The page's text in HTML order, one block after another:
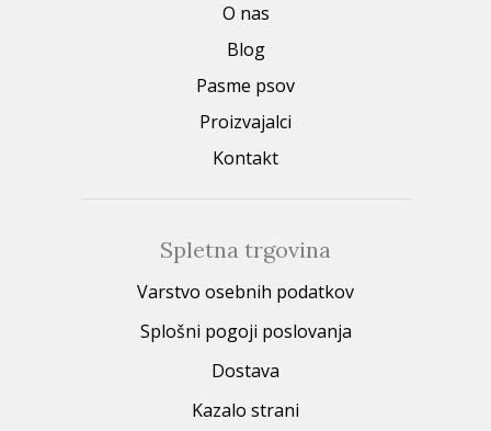
O nas
Blog
Pasme psov
Proizvajalci
Kontakt
Spletna trgovina
Varstvo osebnih podatkov
Splošni pogoji poslovanja
Dostava
Kazalo strani